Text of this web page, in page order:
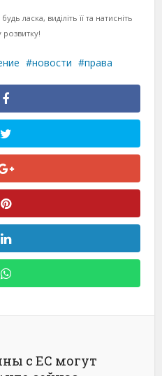
ласка, виділіть її та натисніть
новости права
с ЕС могут